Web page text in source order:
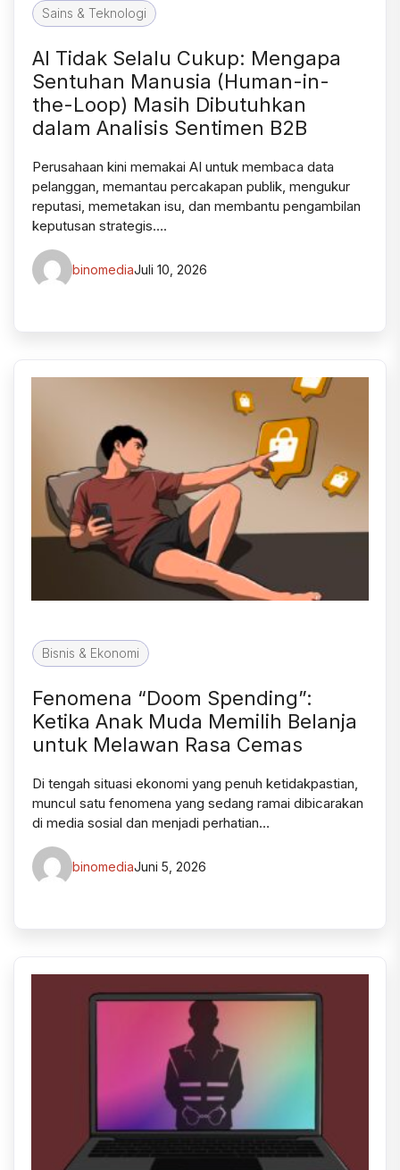
Sains & Teknologi
AI Tidak Selalu Cukup: Mengapa
Sentuhan Manusia (Human-in-
the-Loop) Masih Dibutuhkan
dalam Analisis Sentimen B2B
Perusahaan kini memakai AI untuk membaca data
pelanggan, memantau percakapan publik, mengukur
reputasi, memetakan isu, dan membantu pengambilan
keputusan strategis….
binomediaJuli 10, 2026
Bisnis & Ekonomi
Fenomena “Doom Spending”:
Ketika Anak Muda Memilih Belanja
untuk Melawan Rasa Cemas
Di tengah situasi ekonomi yang penuh ketidakpastian,
muncul satu fenomena yang sedang ramai dibicarakan
di media sosial dan menjadi perhatian…
binomediaJuni 5, 2026